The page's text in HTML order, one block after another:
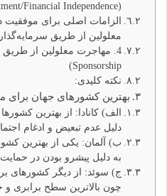
(Investment/Financial Independence)
الزامات اصلی برای
معلولین از طریق
Sponsorship)
نکته کلیدی:
بهترین کشورهای جهان برای
الف) کانادا: از بهترین
دلیل عدم تبعیض و ادغام
ب) آلمان: یکی از بهترین
به دلیل پیشرو بودن در
ج) سوئد: از دیگر کشورهای
چون بالاترین سطح برابری و